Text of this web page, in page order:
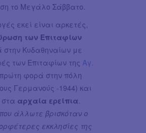
το Μεγάλο Σάββατο.
εκεί είναι αρκετές,
των Επιταφίων
στην Κυδαθηναίων με
των Επιταφίων της Αγ.
φορά στην πόλη
Γερμανούς -1944) και
αρχαία ερείπια.
άλλωτε βρισκόταν ο
εκκλησίες της